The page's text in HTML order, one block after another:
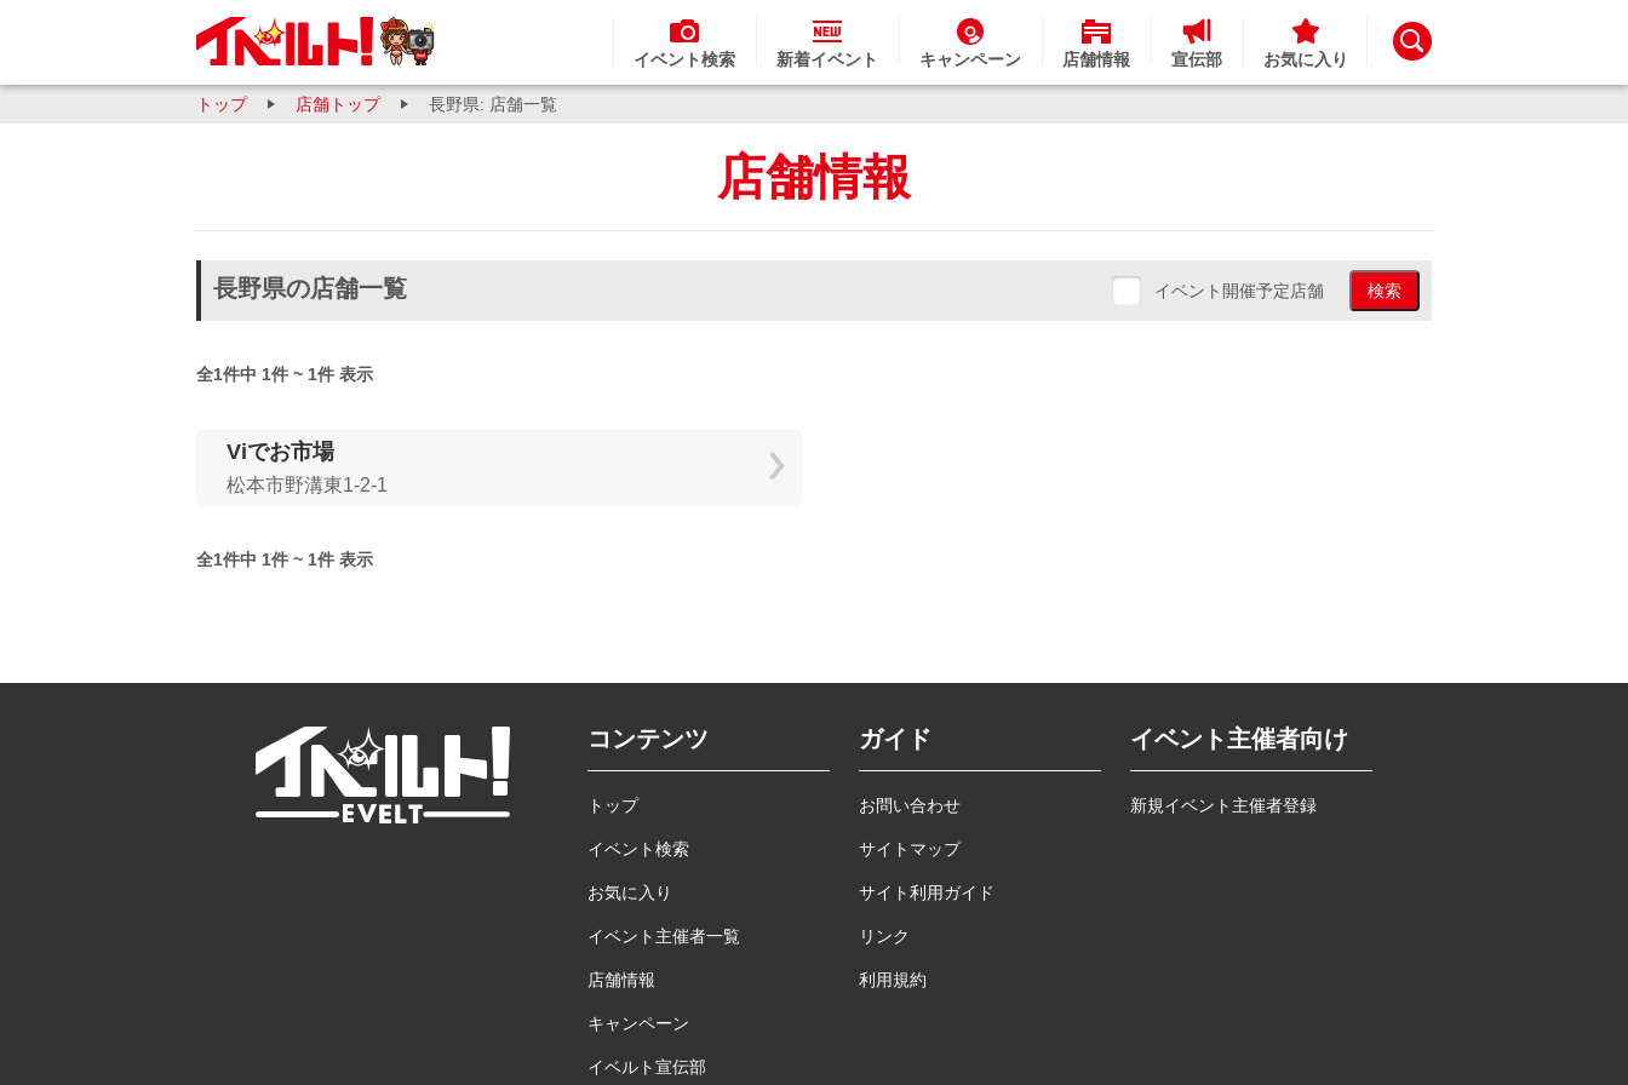
イベント検索 新着イベント キャンペーン 店舗情報 宣伝部 お気に入り
トップ 店舗トップ 長野県: 店舗一覧
店舗情報
長野県の店舗一覧 イベント開催予定店舗 検索
全1件中 1件 ~ 1件 表示
Viでお市場
松本市野溝東1-2-1
全1件中 1件 ~ 1件 表示
コンテンツ
トップ
イベント検索
お気に入り
イベント主催者一覧
店舗情報
キャンペーン
イベルト宣伝部
ガイド
お問い合わせ
サイトマップ
サイト利用ガイド
リンク
利用規約
イベント主催者向け
新規イベント主催者登録